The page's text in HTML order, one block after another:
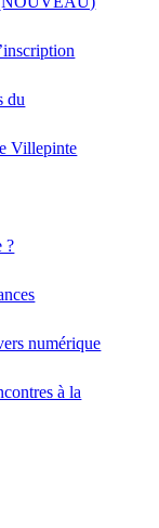
du
Villepinte
?
numérique
à la